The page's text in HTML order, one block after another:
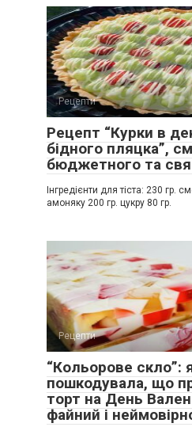
Рецепти
Рецепт “Курки в
бідного пляцка”,
бюджетного та
Інгредієнти для тіста: 230 гр.
амоняку 200 гр. цукру 80 гр.
Рецепти
“Кольорове скло”:
пошкодувала, що
торт на День
файний і